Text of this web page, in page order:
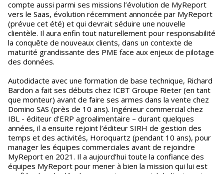
compte aussi parmi ses missions l’évolution de MyReport
vers le Saas, évolution récemment annoncée par MyReport
(prévue cet été) et qui devrait séduire une nouvelle
clientèle. Il aura enfin tout naturellement pour responsabilité
la conquête de nouveaux clients, dans un contexte de
maturité grandissante des PME face aux enjeux de pilotage
des données.
Autodidacte avec une formation de base technique, Richard
Bardon a fait ses débuts chez ICBT Groupe Rieter (en tant
que monteur) avant de faire ses armes dans la vente chez
Domino SAS (près de 10 ans). Ingénieur commercial chez
IBL - éditeur d'ERP agroalimentaire – durant quelques
années, il a ensuite rejoint l’éditeur SIRH de gestion des
temps et des activités, Horoquartz (pendant 10 ans), pour
manager les équipes commerciales avant de rejoindre
MyReport en 2021. Il a aujourd’hui toute la confiance des
équipes MyReport pour mener à bien la mission qui lui est